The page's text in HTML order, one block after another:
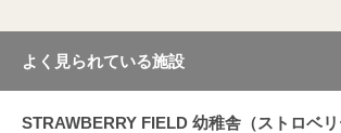
よく見られている施設
STRAWBERRY FIELD 幼稚舎（ストロベリ